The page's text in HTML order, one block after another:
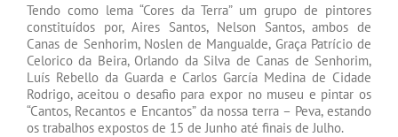
Tendo como lema “Cores da Terra” um grupo de pintores
constituídos por, Aires Santos, Nelson Santos, ambos de
Canas de Senhorim, Noslen de Mangualde, Graça Patrício de
Celorico da Beira, Orlando da Silva de Canas de Senhorim,
Luís Rebello da Guarda e Carlos García Medina de Cidade
Rodrigo, aceitou o desafio para expor no museu e pintar os
“Cantos, Recantos e Encantos” da nossa terra – Peva, estando
os trabalhos expostos de 15 de Junho até finais de Julho.